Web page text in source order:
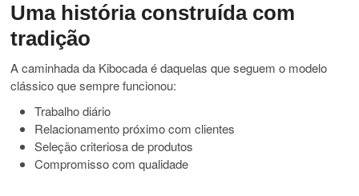
Uma história construída com
tradição
A caminhada da Kibocada é daquelas que seguem o modelo
clássico que sempre funcionou:
Trabalho diário
Relacionamento próximo com clientes
Seleção criteriosa de produtos
Compromisso com qualidade